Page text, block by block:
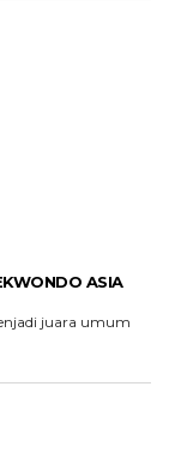
ASIA
juara umum